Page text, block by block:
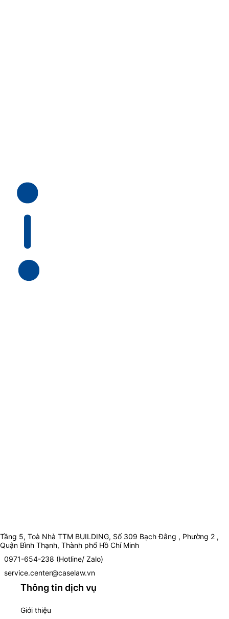
Tầng 5, Toà Nhà TTM BUILDING, Số 309 Bạch Đằng , Phường 2 ,
Quận Bình Thạnh, Thành phố Hồ Chí Minh
0971-654-238 (Hotline/ Zalo)
service.center@caselaw.vn
Thông tin dịch vụ
Giới thiệu